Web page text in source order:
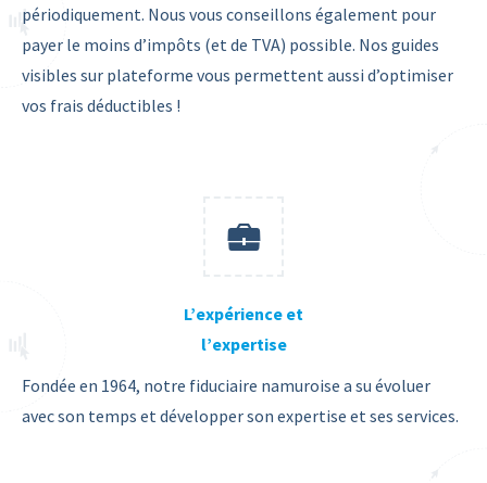
périodiquement. Nous vous conseillons également pour
payer le moins d’impôts (et de TVA) possible. Nos guides
visibles sur plateforme vous permettent aussi d’optimiser
vos frais déductibles !
L’expérience et
l’expertise
Fondée en 1964, notre fiduciaire namuroise a su évoluer
avec son temps et développer son expertise et ses services.